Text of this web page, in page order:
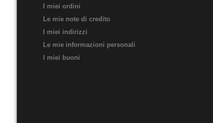
I miei ordini
Le mie note di credito
I miei indirizzi
Le mie informazioni personali
I miei buoni